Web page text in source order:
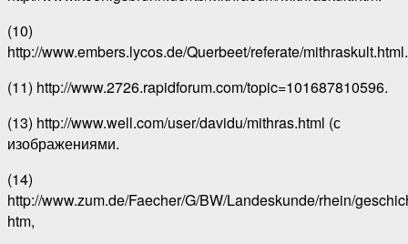
(10)
http://www.embers.lycos.de/Querbeet/referate/mithraskult.html.
(11) http://www.2726.rapidforum.com/topic=101687810596.
(13) http://www.well.com/user/davidu/mithras.html (с
изображениями.
(14)
http://www.zum.de/Faecher/G/BW/Landeskunde/rhein/
htm,